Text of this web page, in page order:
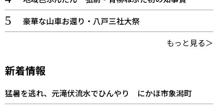
豪華な山車お還り・八戸三社大祭
もっと見る＞
新着情報
猛暑を逃れ、元滝伏流水でひんやり にかほ市象潟町